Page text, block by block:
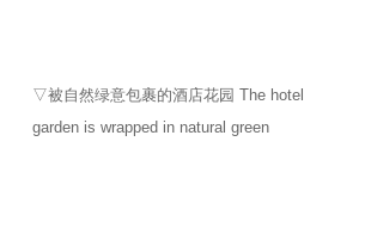
▽被自然绿意包裹的酒店花园 The hotel
garden is wrapped in natural green